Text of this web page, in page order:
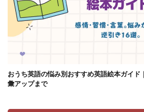
おうち英語の悩み別おすすめ英語絵本ガイド
彙アップまで